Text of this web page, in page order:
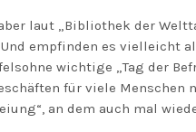
laut „Bibliothek der
empfinden es vielleicht
wichtige „Tag der
für viele
an dem auch mal